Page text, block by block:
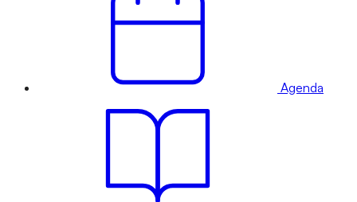
Agenda